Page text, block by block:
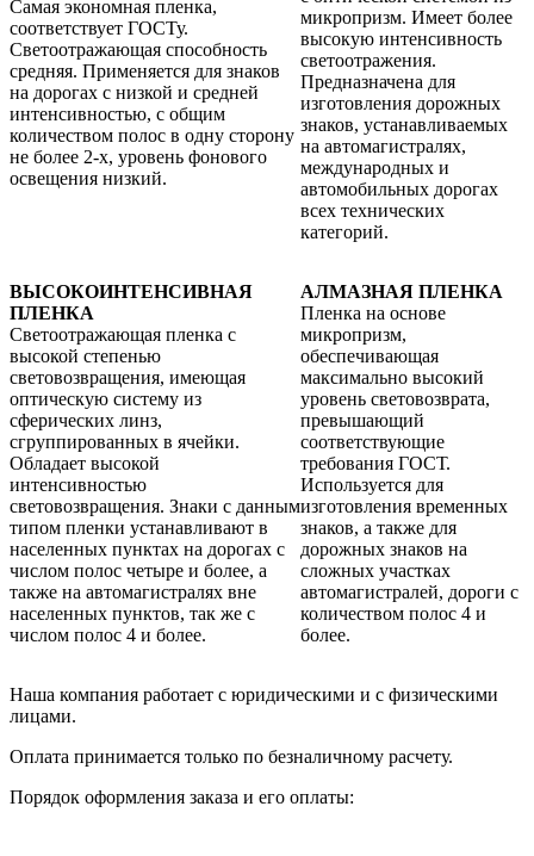
Самая экономная пленка,
соответствует ГОСТу.
Светоотражающая способность
средняя. Применяется для знаков
на дорогах с низкой и средней
интенсивностью, с общим
количеством полос в одну сторону
не более 2-х, уровень фонового
освещения низкий.
микропризм. Имеет более
высокую интенсивность
светоотражения.
Предназначена для
изготовления дорожных
знаков, устанавливаемых
на автомагистралях,
международных и
автомобильных дорогах
всех технических
категорий.
ВЫСОКОИНТЕНСИВНАЯ
ПЛЕНКА
Светоотражающая пленка с
высокой степенью
световозвращения, имеющая
оптическую систему из
сферических линз,
сгруппированных в ячейки.
Обладает высокой
интенсивностью
световозвращения. Знаки с данным
типом пленки устанавливают в
населенных пунктах на дорогах с
числом полос четыре и более, а
также на автомагистралях вне
населенных пунктов, так же с
числом полос 4 и более.
АЛМАЗНАЯ ПЛЕНКА
Пленка на основе
микропризм,
обеспечивающая
максимально высокий
уровень световозврата,
превышающий
соответствующие
требования ГОСТ.
Используется для
изготовления временных
знаков, а также для
дорожных знаков на
сложных участках
автомагистралей, дороги с
количеством полос 4 и
более.
Наша компания работает с юридическими и с физическими
лицами.
Оплата принимается только по безналичному расчету.
Порядок оформления заказа и его оплаты: